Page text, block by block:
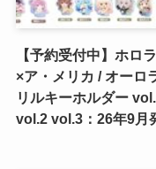
【予約受付中】ホロ
×ア・メリカ / オーロ
リルキーホルダー
vol.2 vol.3：26年9月